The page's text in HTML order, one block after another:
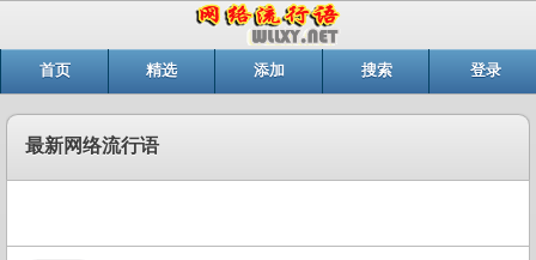
首页 精选 添加 搜索 登录
最新网络流行语